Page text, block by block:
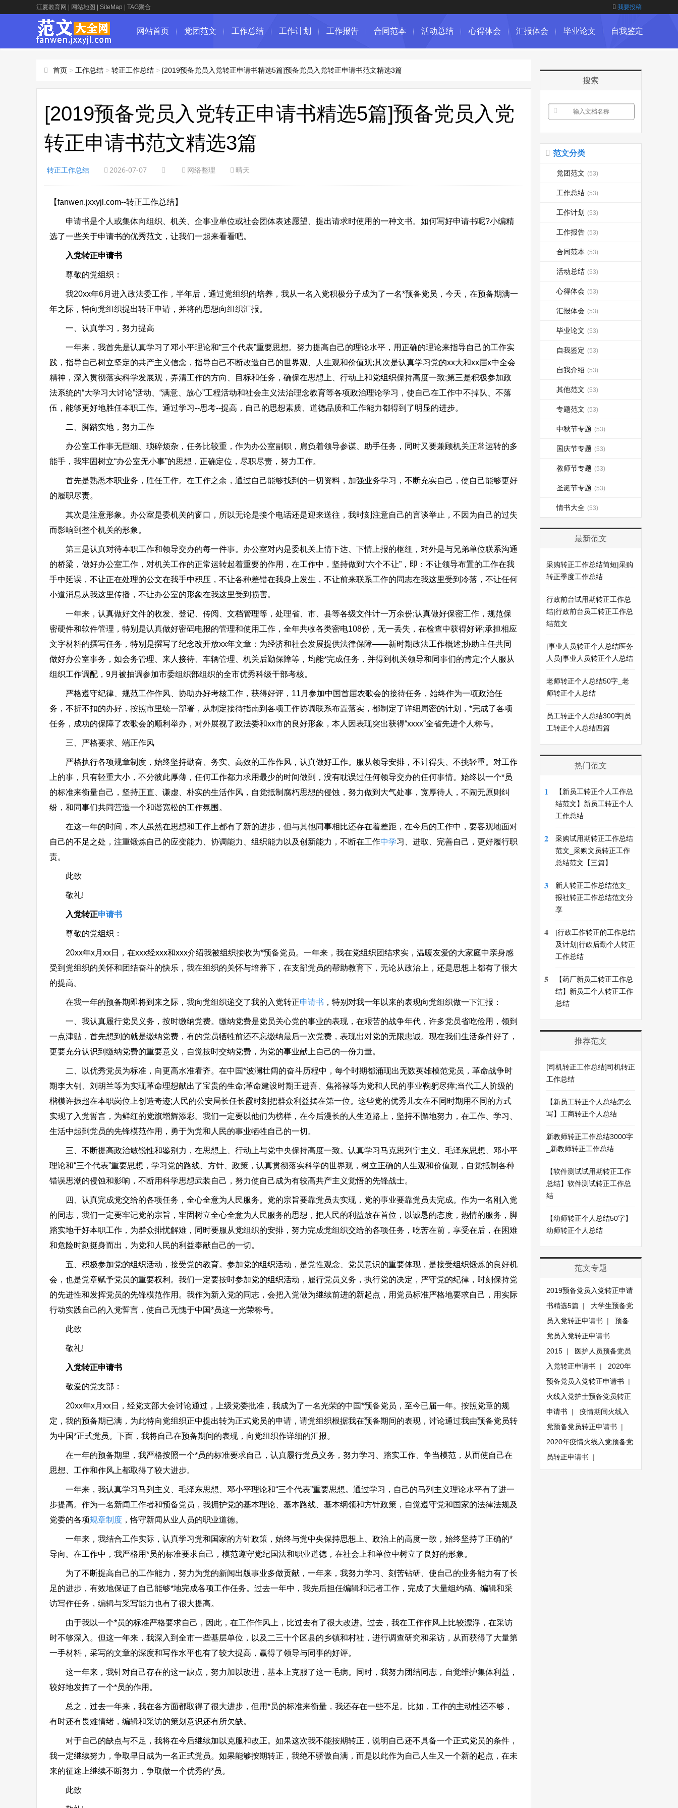
江夏教育网 网站地图 SiteMap TAG聚合 我要投稿
网站首页 党团范文 工作总结 工作计划 工作报告 合同范本 活动总结 心得体会 汇报体会 毕业论文 自我鉴定
首页 > 工作总结 > 转正工作总结 > [2019预备党员入党转正申请书精选5篇]预备党员入党转正申请书范文精选3篇
[2019预备党员入党转正申请书精选5篇]预备党员入党
转正申请书范文精选3篇
转正工作总结 2026-07-07 网络整理 晴天
【fanwen.jxxyjl.com--转正工作总结】
申请书是个人或集体向组织、机关、企事业单位或社会团体表述愿望、提出请求时使用的一种文书。如何写好申请书呢?小编精
选了一些关于申请书的优秀范文，让我们一起来看看吧。
入党转正申请书
尊敬的党组织：
我20xx年6月进入政法委工作，半年后，通过党组织的培养，我从一名入党积极分子成为了一名*预备党员，今天，在预备期满一
年之际，特向党组织提出转正申请，并将的思想向组织汇报。
一、认真学习，努力提高
一年来，我首先是认真学习了邓小平理论和“三个代表”重要思想。努力提高自己的理论水平，用正确的理论来指导自己的工作实
践，指导自己树立坚定的共产主义信念，指导自己不断改造自己的世界观、人生观和价值观;其次是认真学习党的xx大和xx届x中全会
精神，深入贯彻落实科学发展观，弄清工作的方向、目标和任务，确保在思想上、行动上和党组织保持高度一致;第三是积极参加政
法系统的“大学习大讨论”活动、“满意、放心”工程活动和社会主义法治理念教育等各项政治理论学习，使自己在工作中不掉队、不落
伍，能够更好地胜任本职工作。通过学习--思考--提高，自己的思想素质、道德品质和工作能力都得到了明显的进步。
二、脚踏实地，努力工作
办公室工作事无巨细、琐碎烦杂，任务比较重，作为办公室副职，肩负着领导参谋、助手任务，同时又要兼顾机关正常运转的多
能手，我牢固树立“办公室无小事”的思想，正确定位，尽职尽责，努力工作。
首先是熟悉本职业务，胜任工作。在工作之余，通过自己能够找到的一切资料，加强业务学习，不断充实自己，使自己能够更好
的履职尽责。
其次是注意形象。办公室是委机关的窗口，所以无论是接个电话还是迎来送往，我时刻注意自己的言谈举止，不因为自己的过失
而影响到整个机关的形象。
第三是认真对待本职工作和领导交办的每一件事。办公室对内是委机关上情下达、下情上报的枢纽，对外是与兄弟单位联系沟通
的桥梁，做好办公室工作，对机关工作的正常运转起着重要的作用，在工作中，坚持做到“六个不让”，即：不让领导布置的工作在我
手中延误，不让正在处理的公文在我手中积压，不让各种差错在我身上发生，不让前来联系工作的同志在我这里受到冷落，不让任何
小道消息从我这里传播，不让办公室的形象在我这里受到损害。
一年来，认真做好文件的收发、登记、传阅、文档管理等，处理省、市、县等各级文件计一万余份;认真做好保密工作，规范保
密硬件和软件管理，特别是认真做好密码电报的管理和使用工作，全年共收各类密电108份，无一丢失，在检查中获得好评;承担相应
文字材料的撰写任务，特别是撰写了纪念改开放xx年文章：为经济和社会发展提供法律保障——新时期政法工作概述;协助主任共同
做好办公室事务，如会务管理、来人接待、车辆管理、机关后勤保障等，均能*完成任务，并得到机关领导和同事们的肯定;个人服从
组织工作调配，9月被抽调参加市委组织部组织的全市优秀科级干部考核。
严格遵守纪律、规范工作作风、协助办好考核工作，获得好评，11月参加中国首届农歌会的接待任务，始终作为一项政治任
务，不折不扣的办好，按照市里统一部署，从制定接待指南到各项工作协调联系布置落实，都制定了详细周密的计划，*完成了各项
任务，成功的保障了农歌会的顺利举办，对外展视了政法委和xx市的良好形象，本人因表现突出获得“xxxx”全省先进个人称号。
三、严格要求、端正作风
严格执行各项规章制度，始终坚持勤奋、务实、高效的工作作风，认真做好工作。服从领导安排，不计得失、不挑轻重。对工作
上的事，只有轻重大小，不分彼此厚薄，任何工作都力求用最少的时间做到，没有耽误过任何领导交办的任何事情。始终以一个*员
的标准来衡量自己，坚持正直、谦虚、朴实的生活作风，自觉抵制腐朽思想的侵蚀，努力做到大气处事，宽厚待人，不闹无原则纠
纷，和同事们共同营造一个和谐宽松的工作氛围。
在这一年的时间，本人虽然在思想和工作上都有了新的进步，但与其他同事相比还存在着差距，在今后的工作中，要客观地面对
自己的不足之处，注重锻炼自己的应变能力、协调能力、组织能力以及创新能力，不断在工作中学习、进取、完善自己，更好履行职
责。
此致
敬礼!
入党转正申请书
尊敬的党组织：
20xx年x月xx日，在xxx经xxx和xxx介绍我被组织接收为*预备党员。一年来，我在党组织团结求实，温暖友爱的大家庭中亲身感
受到党组织的关怀和团结奋斗的快乐，我在组织的关怀与培养下，在支部党员的帮助教育下，无论从政治上，还是思想上都有了很大
的提高。
在我一年的预备期即将到来之际，我向党组织递交了我的入党转正申请书 ，特别对我一年以来的表现向党组织做一下汇报：
一、我认真履行党员义务，按时缴纳党费。缴纳党费是党员关心党的事业的表现，在艰苦的战争年代，许多党员省吃俭用，领到
一点津贴，首先想到的就是缴纳党费，有的党员牺牲前还不忘缴纳最后一次党费，表现出对党的无限忠诚。现在我们生活条件好了，
更要充分认识到缴纳党费的重要意义，自觉按时交纳党费，为党的事业献上自己的一份力量。
二、以优秀党员为标准，向更高水准看齐。在中国*波澜壮阔的奋斗历程中，每个时期都涌现出无数英雄模范党员，革命战争时
期李大钊、刘胡兰等为实现革命理想献出了宝贵的生命;革命建设时期王进喜、焦裕禄等为党和人民的事业鞠躬尽瘁;当代工人阶级的
楷模许振超在本职岗位上创造奇迹;人民的公安局长任长霞时刻把群众利益摆在第一位。这些党的优秀儿女在不同时期用不同的方式
实现了入党誓言，为鲜红的党旗增辉添彩。我们一定要以他们为榜样，在今后漫长的人生道路上，坚持不懈地努力，在工作、学习、
生活中起到党员的先锋模范作用，勇于为党和人民的事业牺牲自己的一切。
三、不断提高政治敏锐性和鉴别力，在思想上、行动上与党中央保持高度一致。认真学习马克思列宁主义、毛泽东思想、邓小平
理论和“三个代表”重要思想，学习党的路线、方针、政策，认真贯彻落实科学的世界观，树立正确的人生观和价值观，自觉抵制各种
错误思潮的侵蚀和影响，不断用科学思想武装自己，努力使自己成为有较高共产主义觉悟的先锋战士。
四、认真完成党交给的各项任务，全心全意为人民服务。党的宗旨要靠党员去实现，党的事业要靠党员去完成。作为一名刚入党
的同志，我们一定要牢记党的宗旨，牢固树立全心全意为人民服务的思想，把人民的利益放在首位，以诚恳的态度，热情的服务，脚
踏实地干好本职工作，为群众排忧解难，同时要服从党组织的安排，努力完成党组织交给的各项任务，吃苦在前，享受在后，在困难
和危险时刻挺身而出，为党和人民的利益奉献自己的一切。
五、积极参加党的组织活动，接受党的教育。参加党的组织活动，是党性观念、党员意识的重要体现，是接受组织锻炼的良好机
会，也是党章赋予党员的重要权利。我们一定要按时参加党的组织活动，履行党员义务，执行党的决定，严守党的纪律，时刻保持党
的先进性和发挥党员的先锋模范作用。我作为新入党的同志，会把入党做为继续前进的新起点，用党员标准严格地要求自己，用实际
行动实践自己的入党誓言，使自己无愧于中国*员这一光荣称号。
此致
敬礼!
入党转正申请书
敬爱的党支部：
20xx年x月xx日，经党支部大会讨论通过，上级党委批准，我成为了一名光荣的中国*预备党员，至今已届一年。按照党章的规
定，我的预备期已满，为此特向党组织正中提出转为正式党员的申请，请党组织根据我在预备期间的表现，讨论通过我由预备党员转
为中国*正式党员。下面，我将自己在预备期间的表现，向党组织作详细的汇报。
在一年的预备期里，我严格按照一个*员的标准要求自己，认真履行党员义务，努力学习、踏实工作、争当模范，从而使自己在
思想、工作和作风上都取得了较大进步。
一年来，我认真学习马列主义、毛泽东思想、邓小平理论和“三个代表”重要思想。通过学习，自己的马列主义理论水平有了进一
步提高。作为一名新闻工作者和预备党员，我拥护党的基本理论、基本路线、基本纲领和方针政策，自觉遵守党和国家的法律法规及
党委的各项规章制度 ，恪守新闻从业人员的职业道德。
一年来，我结合工作实际，认真学习党和国家的方针政策，始终与党中央保持思想上、政治上的高度一致，始终坚持了正确的*
导向。在工作中，我严格用*员的标准要求自己，模范遵守党纪国法和职业道德，在社会上和单位中树立了良好的形象。
为了不断提高自己的工作能力，努力为党的新闻出版事业多做贡献，一年来，我努力学习、刻苦钻研、使自己的业务能力有了长
足的进步，有效地保证了自己能够*地完成各项工作任务。过去一年中，我先后担任编辑和记者工作，完成了大量组约稿、编辑和采
访写作任务，编辑与采写能力也有了很大提高。
由于我以一个*员的标准严格要求自己，因此，在工作作风上，比过去有了很大改进。过去，我在工作作风上比较漂浮，在采访
时不够深入。但这一年来，我深入到全市一些基层单位，以及二三十个区县的乡镇和村社，进行调查研究和采访，从而获得了大量第
一手材料，采写的文章的深度和写作水平也有了较大提高，赢得了领导与同事的好评。
这一年来，我针对自己存在的这一缺点，努力加以改进，基本上克服了这一毛病。同时，我努力团结同志，自觉维护集体利益，
较好地发挥了一个*员的作用。
总之，过去一年来，我在各方面都取得了很大进步，但用*员的标准来衡量，我还存在一些不足。比如，工作的主动性还不够，
有时还有畏难情绪，编辑和采访的策划意识还有所欠缺。
对于自己的缺点与不足，我将在今后继续加以克服和改正。如果这次我不能按期转正，说明自己还不具备一个正式党员的条件，
我一定继续努力，争取早日成为一名正式党员。如果能够按期转正，我绝不骄傲自满，而是以此作为自己人生又一个新的起点，在未
来的征途上继续不断努力，争取做一个优秀的*员。
此致
搜索
范文分类
党团范文 (53)
工作总结 (53)
工作计划 (53)
工作报告 (53)
合同范本 (53)
活动总结 (53)
心得体会 (53)
汇报体会 (53)
毕业论文 (53)
自我鉴定 (53)
自我介绍 (53)
其他范文 (53)
专题范文 (53)
中秋节专题 (53)
国庆节专题 (53)
教师节专题 (53)
圣诞节专题 (53)
情书大全 (53)
最新范文
采购转正工作总结简短|采购
转正季度工作总结
行政前台试用期转正工作总
结|行政前台员工转正工作总
结范文
[事业人员转正个人总结医务
人员]事业人员转正个人总结
老师转正个人总结50字_老
师转正个人总结
员工转正个人总结300字|员
工转正个人总结四篇
热门范文
1
【新员工转正个人工作总
结范文】新员工转正个人
工作总结
2
采购试用期转正工作总结
范文_采购文员转正工作
总结范文【三篇】
3
新人转正工作总结范文_
报社转正工作总结范文分
享
4
[行政工作转正的工作总结
及计划]行政后勤个人转正
工作总结
5
【药厂新员工转正工作总
结】新员工个人转正工作
总结
推荐范文
[司机转正工作总结]司机转正
工作总结
【新员工转正个人总结怎么
写】工商转正个人总结
新教师转正工作总结3000字
_新教师转正工作总结
【软件测试试用期转正工作
总结】软件测试转正工作总
结
【幼师转正个人总结50字】
幼师转正个人总结
范文专题
2019预备党员入党转正申请
书精选5篇 | 大学生预备党
员入党转正申请书 | 预备
党员入党转正申请书
2015 |
医护人员预备党员
入党转正申请书 | 2020年
预备党员入党转正申请书 |
火线入党护士预备党员转正
申请书 | 疫情期间火线入
党预备党员转正申请书 |
2020年疫情火线入党预备党
员转正申请书 |